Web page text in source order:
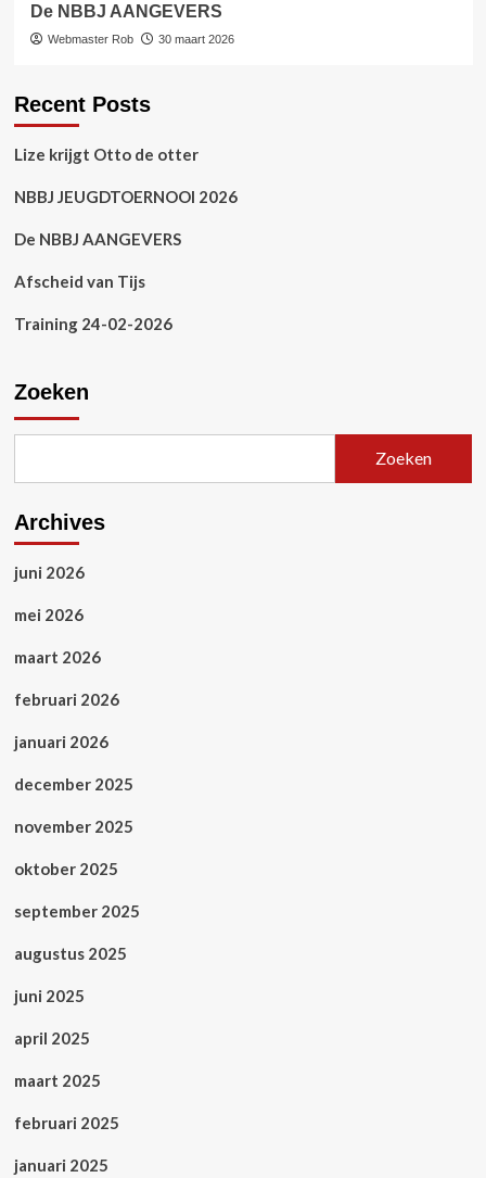
De NBBJ AANGEVERS
Webmaster Rob 30 maart 2026
Recent Posts
Lize krijgt Otto de otter
NBBJ JEUGDTOERNOOI 2026
De NBBJ AANGEVERS
Afscheid van Tijs
Training 24-02-2026
Zoeken
Zoeken
Archives
juni 2026
mei 2026
maart 2026
februari 2026
januari 2026
december 2025
november 2025
oktober 2025
september 2025
augustus 2025
juni 2025
april 2025
maart 2025
februari 2025
januari 2025